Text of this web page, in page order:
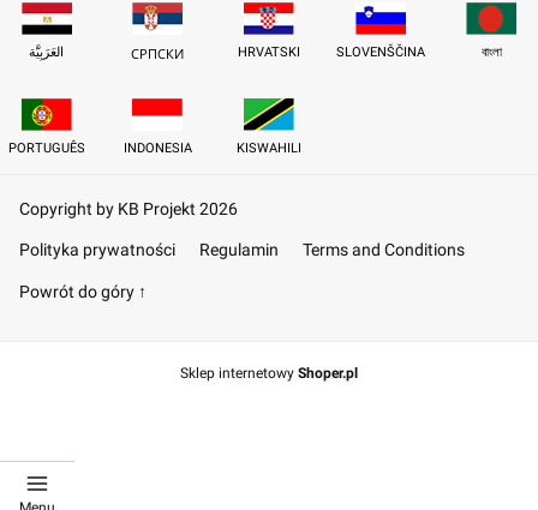
العَرَبِيَّة СРПСКИ HRVATSKI SLOVENŠČINA বাংলা
PORTUGUÊS INDONESIA KISWAHILI
Copyright by KB Projekt 2026
Polityka prywatności Regulamin Terms and Conditions
Powrót do góry ↑
Sklep internetowy Shoper.pl